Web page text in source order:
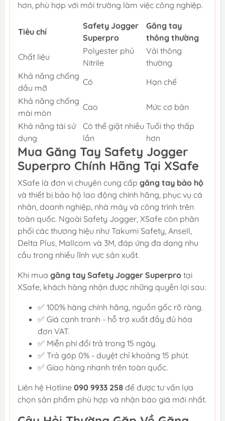
hơn, phù hợp với môi trường làm việc công nghiệp.
Tiêu chí
Safety Jogger
Superpro
Găng tay
thông thường
Chất liệu
Polyester phủ
Nitrile
Vải thông
thường
Khả năng chống
dầu mỡ
Có
Hạn chế
Khả năng chống
mài mòn
Cao
Mức cơ bản
Khả năng tái sử
dụng
Có thể giặt nhiều
lần
Tuổi thọ thấp
hơn
Mua Găng Tay Safety Jogger
Superpro Chính Hãng Tại XSafe
XSafe là đơn vị chuyên cung cấp găng tay bảo hộ
và thiết bị bảo hộ lao động chính hãng, phục vụ cá
nhân, doanh nghiệp, nhà máy và công trình trên
toàn quốc. Ngoài Safety Jogger, XSafe còn phân
phối các thương hiệu như Takumi Safety, Ansell,
Delta Plus, Mallcom và 3M, đáp ứng đa dạng nhu
cầu trong nhiều lĩnh vực sản xuất.
Khi mua găng tay Safety Jogger Superpro tại
XSafe, khách hàng nhận được những quyền lợi sau:
✅ 100% hàng chính hãng, nguồn gốc rõ ràng.
✅ Giá cạnh tranh - hỗ trợ xuất đầy đủ hóa
đơn VAT.
✅ Miễn phí đổi trả trong 15 ngày.
✅ Trả góp 0% - duyệt chỉ khoảng 15 phút.
✅ Giao hàng nhanh trên toàn quốc.
Liên hệ Hotline 090 9933 258 để được tư vấn lựa
chọn sản phẩm phù hợp và nhận báo giá mới nhất.